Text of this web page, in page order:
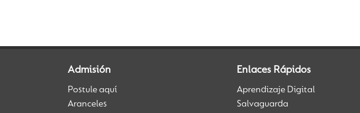
Admisión
Postule aquí
Aranceles
Enlaces Rápidos
Aprendizaje Digital
Salvaguarda